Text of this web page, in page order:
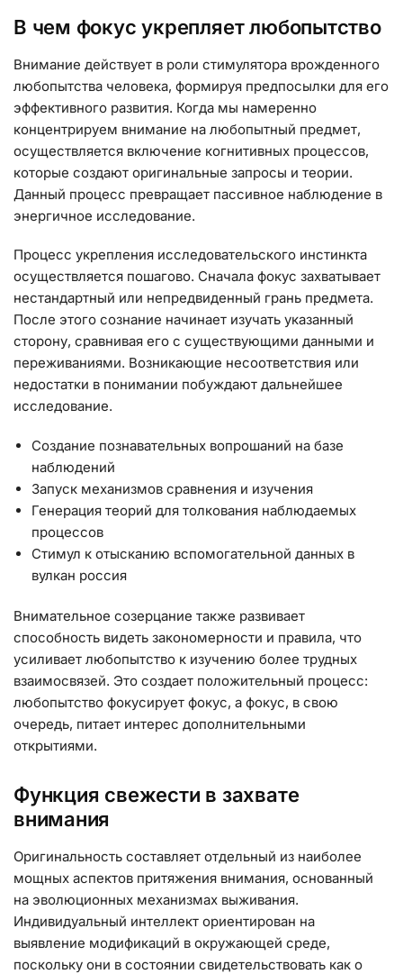
В чем фокус укрепляет любопытство
Внимание действует в роли стимулятора врожденного
любопытства человека, формируя предпосылки для его
эффективного развития. Когда мы намеренно
концентрируем внимание на любопытный предмет,
осуществляется включение когнитивных процессов,
которые создают оригинальные запросы и теории.
Данный процесс превращает пассивное наблюдение в
энергичное исследование.
Процесс укрепления исследовательского инстинкта
осуществляется пошагово. Сначала фокус захватывает
нестандартный или непредвиденный грань предмета.
После этого сознание начинает изучать указанный
сторону, сравнивая его с существующими данными и
переживаниями. Возникающие несоответствия или
недостатки в понимании побуждают дальнейшее
исследование.
Создание познавательных вопрошаний на базе
наблюдений
Запуск механизмов сравнения и изучения
Генерация теорий для толкования наблюдаемых
процессов
Стимул к отысканию вспомогательной данных в
вулкан россия
Внимательное созерцание также развивает
способность видеть закономерности и правила, что
усиливает любопытство к изучению более трудных
взаимосвязей. Это создает положительный процесс:
любопытство фокусирует фокус, а фокус, в свою
очередь, питает интерес дополнительными
открытиями.
Функция свежести в захвате
внимания
Оригинальность составляет отдельный из наиболее
мощных аспектов притяжения внимания, основанный
на эволюционных механизмах выживания.
Индивидуальный интеллект ориентирован на
выявление модификаций в окружающей среде,
поскольку они в состоянии свидетельствовать как о